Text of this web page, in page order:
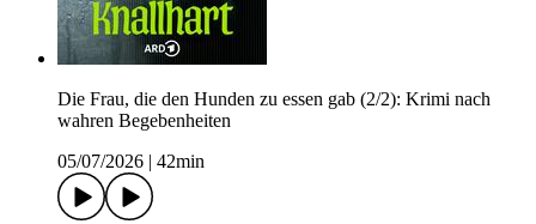
Die Frau, die den Hunden zu essen gab (2/2): Krimi nach
wahren Begebenheiten
05/07/2026
42min